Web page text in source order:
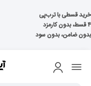
خرید قسطی با ترب‌پی
۴ قسط، بدون کارمزد
بدون ضامن، بدون سود